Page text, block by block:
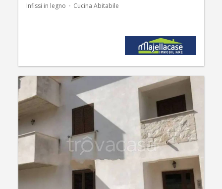
Infissi in legno
Cucina Abitabile